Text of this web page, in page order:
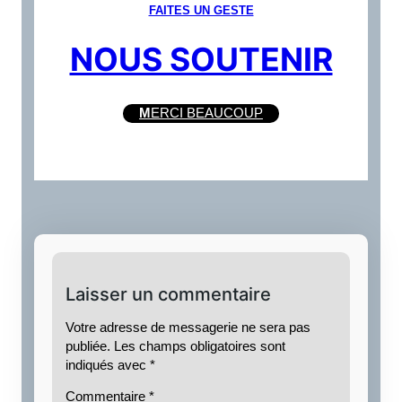
FAITES UN GESTE
NOUS SOUTENIR
M ERCI BEAUCOUP
Laisser un commentaire
Votre adresse de messagerie ne sera pas
publiée. Les champs obligatoires sont
indiqués avec*
Commentaire*